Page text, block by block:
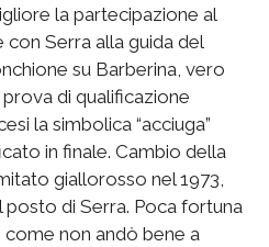
la partecipazione al
con Serra alla guida del
su Barberina, vero
di qualificazione
la simbolica “acciuga”
in finale. Cambio della
giallorosso nel 1973,
posto di Serra. Poca fortuna
non andò bene a